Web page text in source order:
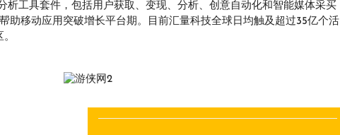
析工具套件，包括用户获取、变现、分析、创意自动化和智能媒体采买
助移动应用突破增长平台期。目前汇量科技全球日均触及超过35亿个活